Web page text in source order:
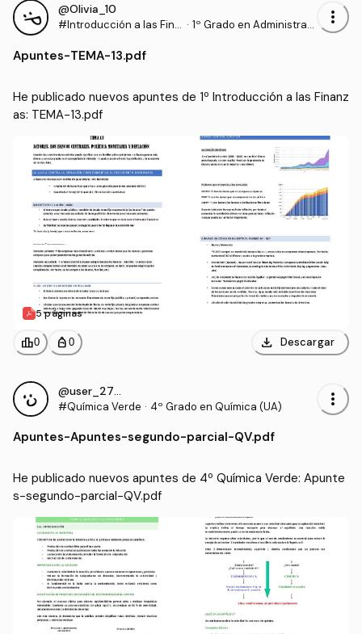
@Olivia_10
#Introducción a las Fina · 1º Grado en Administraci
more_vert
Apuntes-TEMA-13.pdf
He publicado nuevos apuntes de 1º Introducción a las Finanz
as: TEMA-13.pdf
5 páginas
leaderboard0 personal_bag 0 download Descargar
@user_2779125
#Química Verde · 4º Grado en Química (UA) more_vert
Apuntes-Apuntes-segundo-parcial-QV.pdf
He publicado nuevos apuntes de 4º Química Verde: Apunte
s-segundo-parcial-QV.pdf